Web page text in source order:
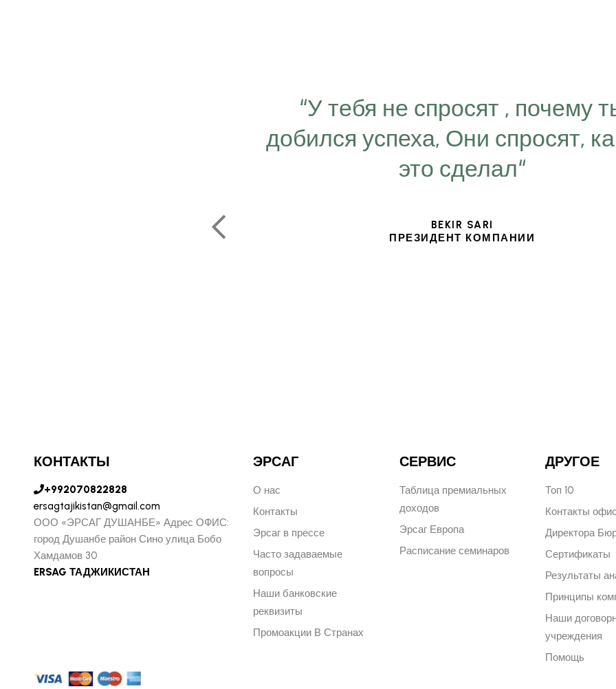
“У тебя не спросят , почему
добился успеха, Они спросят,
это сделал“
BEKIR SARI
ПРЕЗИДЕНТ КОМПАНИИ
КОНТАКТЫ
+992070822828
ersagtajikistan@gmail.com
ООО «ЭРСАГ ДУШАНБЕ» Адрес ОФИС:
город Душанбе район Сино улица Бобо
Хамдамов 30
ERSAG ТАДЖИКИСТАН
ЭРСАГ
О нас
Контакты
Эрсаг в прессе
Часто задаваемые
вопросы
Наши банковские
реквизиты
Промоакции В Странах
СЕРВИС
Таблица премиальных
доходов
Эрсаг Европа
Расписание семинаров
ДРУГОЕ
Топ 10
Контакты
Директора
Сертификаты
Результаты
Принципы
Наши
учреждения
Помощь